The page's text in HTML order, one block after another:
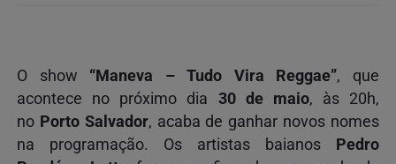
O show “Maneva – Tudo Vira Reggae”, que
acontece no próximo dia 30 de maio, às 20h,
no Porto Salvador, acaba de ganhar novos nomes
na programação. Os artistas baianos Pedro